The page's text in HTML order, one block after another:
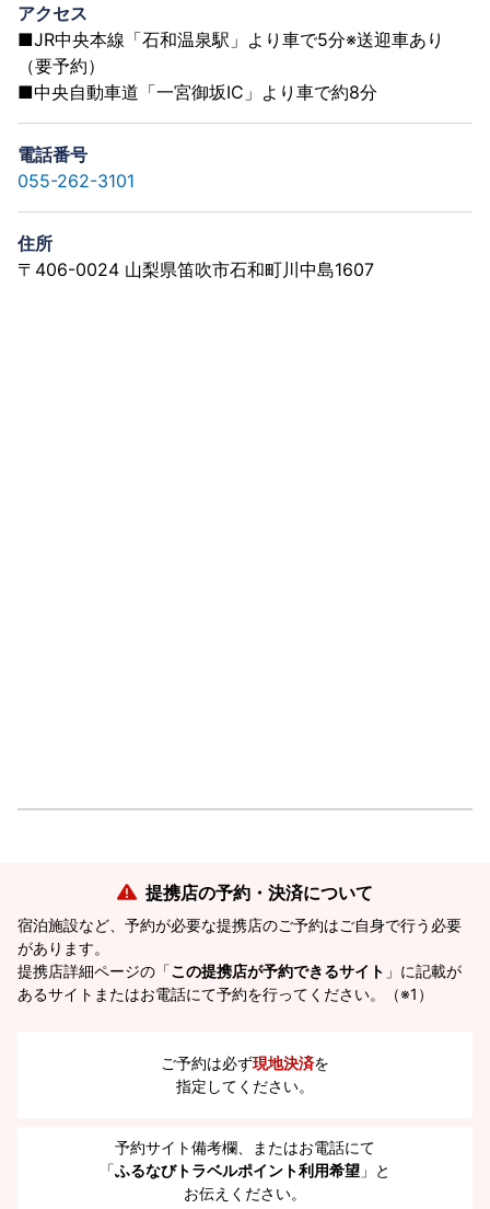
アクセス
■JR中央本線「石和温泉駅」より車で5分※送迎車あり
（要予約）
■中央自動車道「一宮御坂IC」より車で約8分
電話番号
055-262-3101
住所
〒406-0024 山梨県笛吹市石和町川中島1607
提携店の予約・決済について
宿泊施設など、予約が必要な提携店のご予約はご自身で行う必要
があります。
提携店詳細ページの「この提携店が予約できるサイト 」に記載が
あるサイトまたはお電話にて予約を行ってください。（※1）
ご予約は必ず現地決済を
指定してください。
予約サイト備考欄、またはお電話にて
「ふるなびトラベルポイント利用希望 」と
お伝えください。